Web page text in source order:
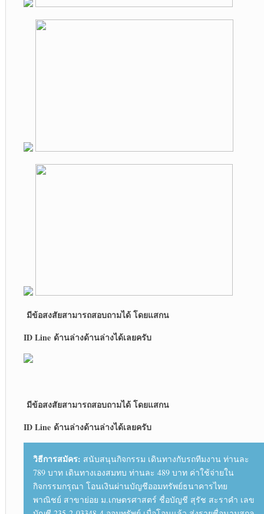
มีข้อสงสัยสามารถสอบถามได้ โดยแสกน
ID Line ด้านล่างด้านล่างได้เลยครับ
มีข้อสงสัยสามารถสอบถามได้ โดยแสกน
ID Line ด้านล่างด้านล่างได้เลยครับ
วิธีการสมัคร: สนับสนุนกิจกรรม เดินทางกับรถทีมงาน ท่านละ
789 บาท เดินทางเองสมทบ ท่านละ 489 บาท ค่าใช้จ่ายใน
กิจกรรมกรุณา โอนเงินผ่านบัญชีออมทรัพย์ธนาคารไทย
พาณิชย์ สาขาย่อย ม.เกษตรศาสตร์ ชื่อบัญชี สุรัช สะราคำ เลข